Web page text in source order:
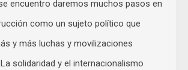
encuentro daremos muchos pasos en
como un sujeto político que
y más luchas y movilizaciones
solidaridad y el internacionalismo